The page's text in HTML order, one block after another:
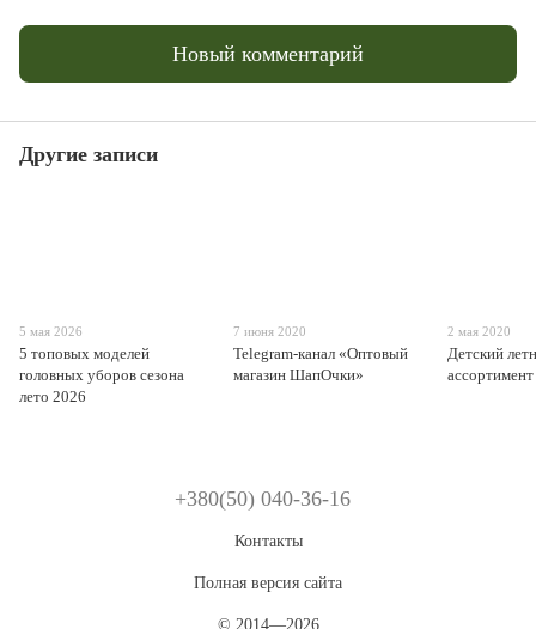
Новый комментарий
Другие записи
5 мая 2026
5 топовых моделей
головных уборов сезона
лето 2026
7 июня 2020
Telegram-канал «Оптовый
магазин ШапОчки»
2 мая 2020
Детский
+380(50) 040-36-16
Контакты
Полная версия сайта
© 2014—2026